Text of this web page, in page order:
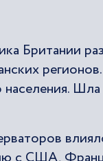
Британии
населения.